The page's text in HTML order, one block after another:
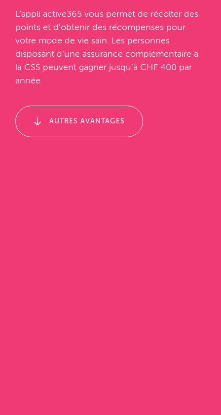
L’appli active365 vous permet de récolter des
points et d’obtenir des récompenses pour
votre mode de vie sain. Les personnes
disposant d’une assurance complémentaire à
la CSS peuvent gagner jusqu’à CHF 400 par
année.
AUTRES AVANTAGES